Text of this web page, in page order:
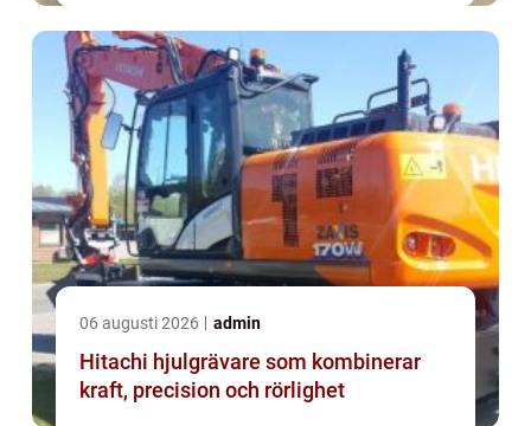
06 augusti 2026 admin
Hitachi hjulgrävare som kombinerar
kraft, precision och rörlighet